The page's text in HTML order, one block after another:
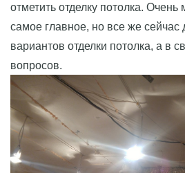
отметить отделку потолка. Очень
самое главное, но все же сейчас
вариантов отделки потолка, а в
вопросов.